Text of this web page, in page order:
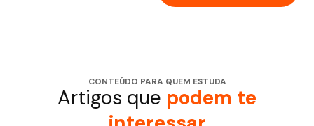
CONTEÚDO PARA QUEM ESTUDA
Artigos que podem te